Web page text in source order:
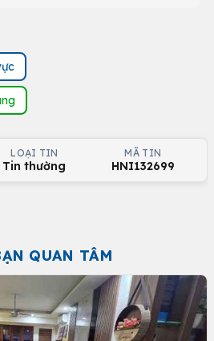
LOẠI TIN
Tin thường
MÃ TIN
HNI132699
QUAN TÂM